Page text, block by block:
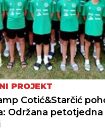
PROJEKT
Cotić&Starčić
Održana